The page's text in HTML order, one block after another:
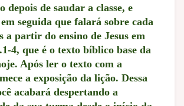
depois de saudar a classe, e
seguida que falará sobre cada
a partir do ensino de Jesus em
4, que é o texto bíblico base da
Após ler o texto com a
a exposição da lição. Dessa
acabará despertando a